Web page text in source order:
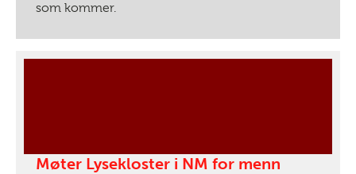
som kommer.
Møter Lysekloster i NM for menn